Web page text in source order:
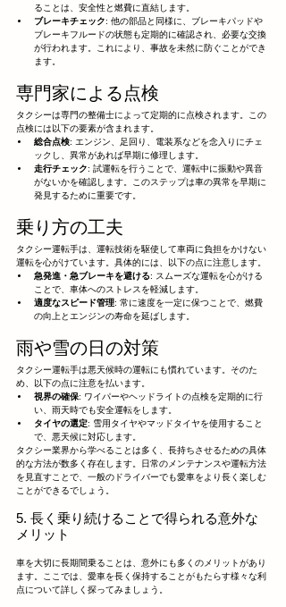
ることは、安全性と燃費に直結します。
ブレーキチェック: 他の部品と同様に、ブレーキパッドや
ブレーキフルードの状態も定期的に確認され、必要な交換
が行われます。これにより、事故を未然に防ぐことができ
ます。
専門家による点検
タクシーは専門の整備士によって定期的に点検されます。この
点検には以下の要素が含まれます。
総合点検: エンジン、足回り、電装系などを念入りにチェ
ックし、異常があれば早期に修理します。
走行チェック: 試運転を行うことで、運転中に振動や異音
がないかを確認します。このステップは車の異常を早期に
発見するために重要です。
乗り方の工夫
タクシー運転手は、運転技術を駆使して車両に負担をかけない
運転を心がけています。具体的には、以下の点に注意します。
急発進・急ブレーキを避ける: スムーズな運転を心がける
ことで、車体へのストレスを軽減します。
適度なスピード管理: 常に速度を一定に保つことで、燃費
の向上とエンジンの寿命を延ばします。
雨や雪の日の対策
タクシー運転手は悪天候時の運転にも慣れています。そのた
め、以下の点に注意を払います。
視界の確保: ワイパーやヘッドライトの点検を定期的に行
い、雨天時でも安全運転をします。
タイヤの選定: 雪用タイヤやマッドタイヤを使用すること
で、悪天候に対応します。
タクシー業界から学べることは多く、長持ちさせるための具体
的な方法が数多く存在します。日常のメンテナンスや運転方法
を見直すことで、一般のドライバーでも愛車をより長く楽しむ
ことができるでしょう。
5. 長く乗り続けることで得られる意外な
メリット
車を大切に長期間乗ることは、意外にも多くのメリットがあり
ます。ここでは、愛車を長く保持することがもたらす様々な利
点について詳しく探ってみましょう。